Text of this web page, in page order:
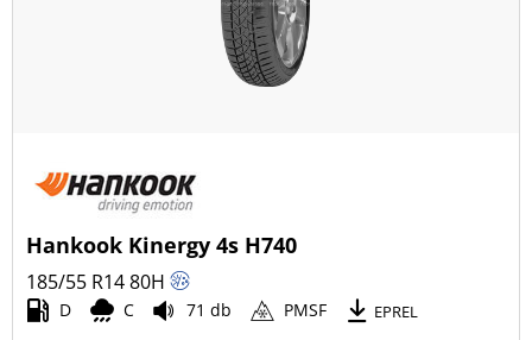
Hankook Kinergy 4s H740
185/55 R1480H
D C 71 db PMSF EPREL